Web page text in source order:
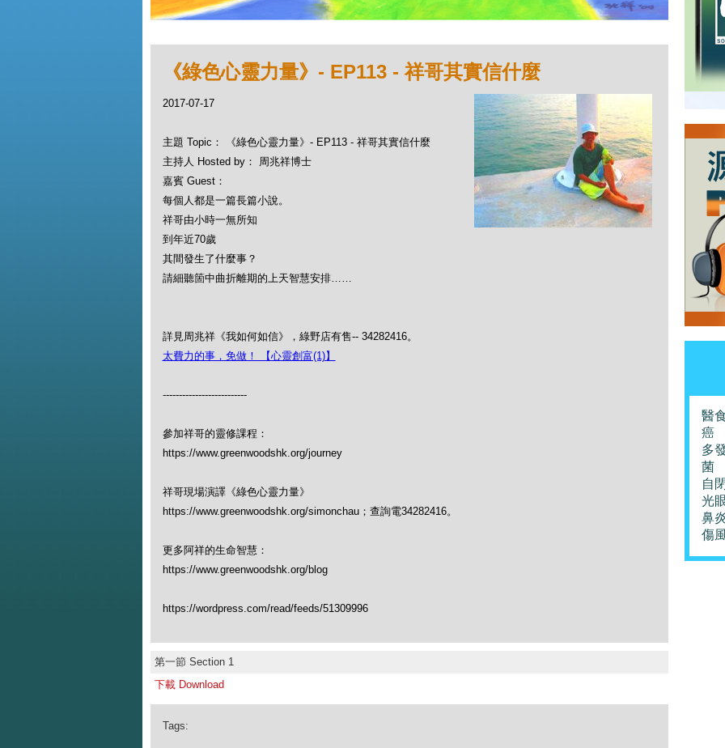
《綠色心靈力量》- EP113 - 祥哥其實信什麼
2017-07-17
主題 Topic： 《綠色心靈力量》- EP113 - 祥哥其實信什麼
主持人 Hosted by： 周兆祥博士
嘉賓 Guest：
每個人都是一篇長篇小說。
祥哥由小時一無所知
到年近70歲
其間發生了什麼事？
請細聽箇中曲折離期的上天智慧安排……
詳見周兆祥《我如何如信》，綠野店有售-- 34282416。
太費力的事，免做！ 【心靈創富(1)】
--------------------------
參加祥哥的靈修課程：
https://www.greenwoodshk.org/journey
祥哥現場演譯《綠色心靈力量》
https://www.greenwoodshk.org/simonchau；查詢電34282416。
更多阿祥的生命智慧：
https://www.greenwoodshk.org/blog
https://wordpress.com/read/feeds/51309996
第一節 Section 1
下載 Download
Tags:
醫
癌
多
菌
自
光
鼻
傷